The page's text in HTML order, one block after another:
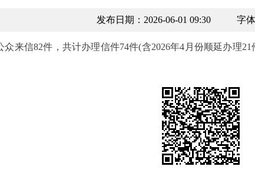
发布日期：2026-06-01 09:30 字
信82件，共计办理信件74件(含2026年4月份顺延办理21